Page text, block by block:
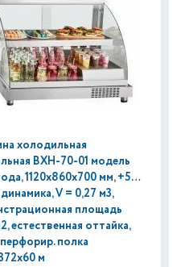
холодильная
ВХН-70-01 модель
1120х860х700 мм, +5…
V = 0,27 м3,
площадь
естественная оттайка,
полка
м